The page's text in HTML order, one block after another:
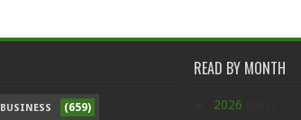
BUSINESS (659)
READ BY MONTH
2026